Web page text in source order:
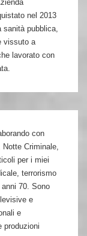
nel 2013
sanità pubblica,
vissuto a
lavorato con
con
Notte Criminale,
per i miei
terrorismo
70. Sono
e
e
produzioni